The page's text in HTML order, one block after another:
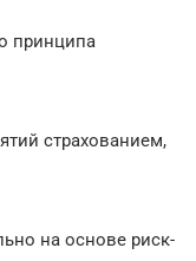
принципа
страхованием,
на основе риск-